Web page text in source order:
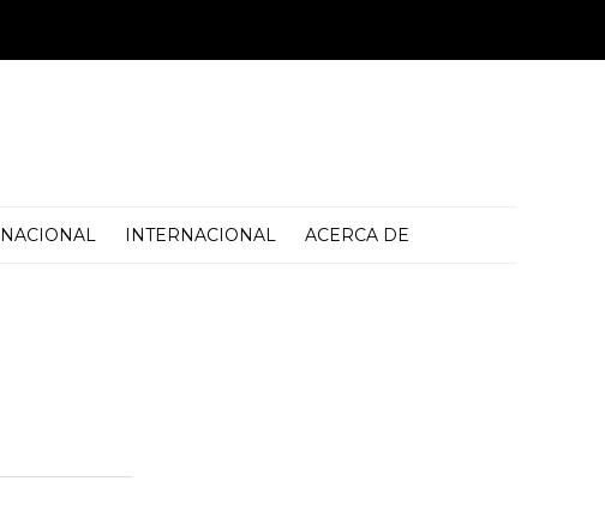
NACIONAL INTERNACIONAL ACERCA DE